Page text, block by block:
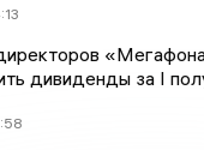
дивиденды за I